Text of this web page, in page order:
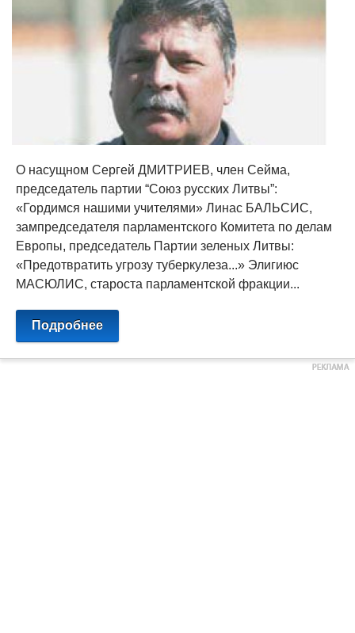
О насущном Сергей ДМИТРИЕВ, член Сейма,
председатель партии “Союз русских Литвы”:
«Гордимся нашими учителями» Линас БАЛЬСИС,
зампредседателя парламентского Комитета по делам
Европы, председатель Партии зеленых Литвы:
«Предотвратить угрозу туберкулеза...» Элигиюс
МАСЮЛИС, староста парламентской фракции...
Подробнее